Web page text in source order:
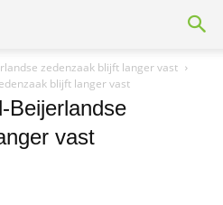
zedenzaak blijft langer vast
blijft langer vast
Beijerlandse
vast